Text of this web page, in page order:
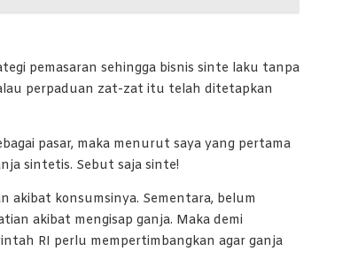
pemasaran sehingga bisnis sinte laku tanpa
perpaduan zat-zat itu telah ditetapkan
pasar, maka menurut saya yang pertama
sintetis. Sebut saja sinte!
akibat konsumsinya. Sementara, belum
akibat mengisap ganja. Maka demi
RI perlu mempertimbangkan agar ganja